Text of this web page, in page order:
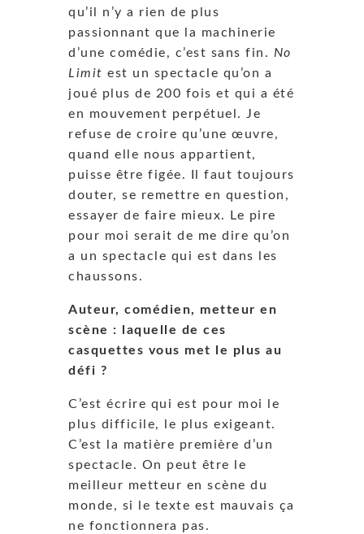
qu’il n’y a rien de plus
passionnant que la machinerie
d’une comédie, c’est sans fin. No
Limit est un spectacle qu’on a
joué plus de 200 fois et qui a été
en mouvement perpétuel. Je
refuse de croire qu’une œuvre,
quand elle nous appartient,
puisse être figée. Il faut toujours
douter, se remettre en question,
essayer de faire mieux. Le pire
pour moi serait de me dire qu’on
a un spectacle qui est dans les
chaussons.
Auteur, comédien, metteur en
scène : laquelle de ces
casquettes vous met le plus au
défi ?
C’est écrire qui est pour moi le
plus difficile, le plus exigeant.
C’est la matière première d’un
spectacle. On peut être le
meilleur metteur en scène du
monde, si le texte est mauvais ça
ne fonctionnera pas.